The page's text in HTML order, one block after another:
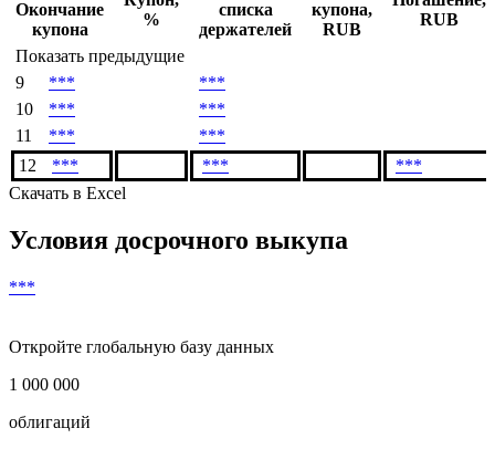
Окончание
купона
%
списка
держателей
купона,
RUB
RUB
Показать предыдущие
9
***
***
10
***
***
11
***
***
12
*** ***
***
Скачать в Excel
Условия досрочного выкупа
***
Откройте глобальную базу данных
1 000 000
облигаций